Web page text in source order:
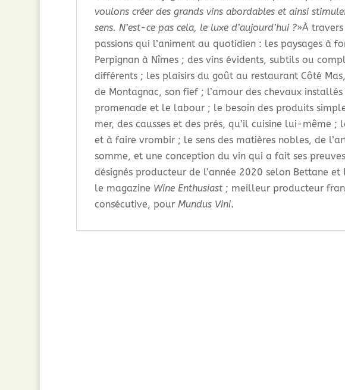
voulons créer des grands vins abordables et ainsi
sens. N’est-ce pas cela, le luxe d’aujourd’hui ?»À
passions qui l’animent au quotidien : les paysages à
Perpignan à Nîmes ; des vins évidents, subtils ou
différents ; les plaisirs du goût au restaurant Côté
de Montagnac, son fief ; l’amour des chevaux
promenade et le labour ; le besoin des produits
mer, des causses et des prés, qu’il cuisine lui-même
et à faire vrombir ; le sens des matières nobles, de
somme, et une conception du vin qui a fait ses
désignés producteur de l’année 2020 selon Bettane
le magazine Wine Enthusiast; meilleur producteur
consécutive, pour Mundus Vini.